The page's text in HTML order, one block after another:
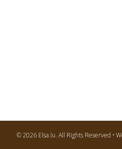
© 2026 Elsa.lu. All Rights Reserved •